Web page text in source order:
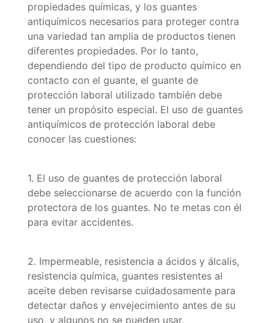
propiedades químicas, y los guantes
antiquímicos necesarios para proteger contra
una variedad tan amplia de productos tienen
diferentes propiedades. Por lo tanto,
dependiendo del tipo de producto químico en
contacto con el guante, el guante de
protección laboral utilizado también debe
tener un propósito especial. El uso de guantes
antiquímicos de protección laboral debe
conocer las cuestiones:
1. El uso de guantes de protección laboral
debe seleccionarse de acuerdo con la función
protectora de los guantes. No te metas con él
para evitar accidentes.
2. Impermeable, resistencia a ácidos y álcalis,
resistencia química, guantes resistentes al
aceite deben revisarse cuidadosamente para
detectar daños y envejecimiento antes de su
uso, y algunos no se pueden usar.